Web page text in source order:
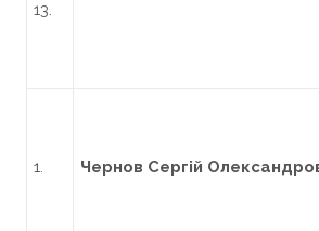
13.
1. Чернов Сергій